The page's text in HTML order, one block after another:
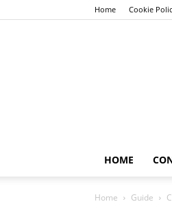
Home Cookie
HOME
Home Guide